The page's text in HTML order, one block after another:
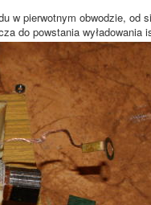
pierwotnym obwodzie, od
do powstania wyładowania